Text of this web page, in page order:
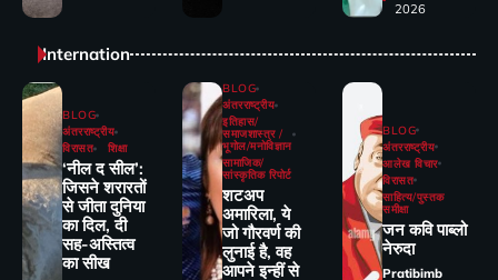
2026
Internation
BLOG
अंतरराष्ट्रीय
विरासत
शिक्षा
‘नील द सील’:
जिसने शरारतों
से जीता दुनिया
का दिल, दी
सह-अस्तित्व
का सीख
BLOG
अंतरराष्ट्रीय
इतिहास/
समाजशास्त्र /
भूगोल/मनोविज्ञान
सामाजिक/
सांस्कृतिक रिपोर्ट
शटअप
अमारिला, ये
जो गौरवर्ण की
लुनाई है, वह
आपने इन्हीं से
BLOG
अंतरराष्ट्रीय
आलेख विचार
विरासत
साहित्य/पुस्तक
समीक्षा
जन कवि पाब्लो
नेरुदा
Pratibimb